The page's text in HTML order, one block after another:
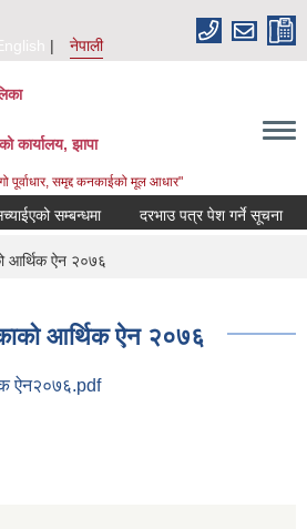
नेपाली
कार्यालय, झापा
पूर्वाधार, समृद्द कनकाईको मूल आधार"
सम्बन्धमा दरभाउ पत्र पेश गर्ने सूचना
आर्थिक ऐन २०७६
आर्थिक ऐन २०७६
ऐन२०७६.pdf